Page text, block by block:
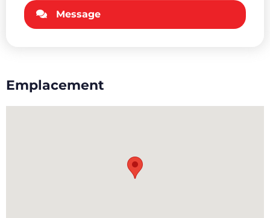
Message
Emplacement